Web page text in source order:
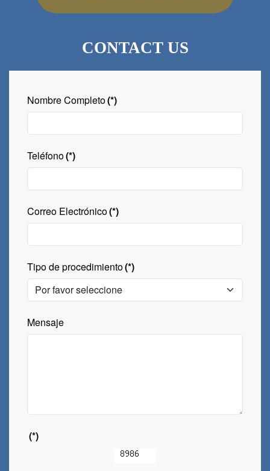
CONTACT US
Nombre Completo(*)
Teléfono(*)
Correo Electrónico(*)
Tipo de procedimiento(*)
Mensaje
(*)